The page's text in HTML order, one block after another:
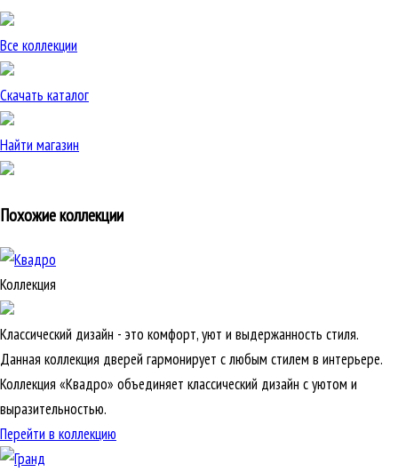
Все коллекции
Скачать каталог
Найти магазин
Похожие коллекции
Коллекция
Классический дизайн - это комфорт, уют и выдержанность стиля.
Данная коллекция дверей гармонирует с любым стилем в интерьере.
Коллекция «Квадро» объединяет классический дизайн с уютом и
выразительностью.
Перейти в коллекцию